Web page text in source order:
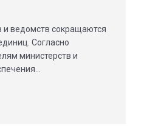
и ведомств сокращаются
Согласно
министерств и